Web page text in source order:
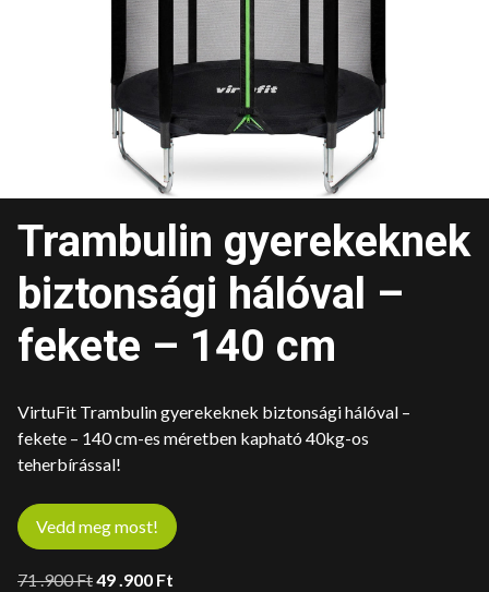
Trambulin gyerekeknek
biztonsági hálóval –
fekete – 140 cm
VirtuFit Trambulin gyerekeknek biztonsági hálóval –
fekete – 140 cm-es méretben kapható 40kg-os
teherbírással!
Vedd meg most!
71 .900FtOriginal
49 .900 Ft